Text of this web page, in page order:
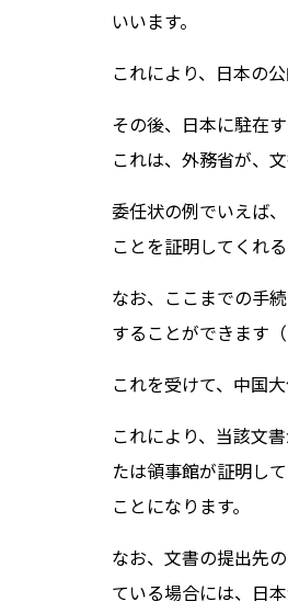
いいます。
これにより、日本の
その後、日本に駐在
これは、外務省が、
委任状の例でいえば
ことを証明してくれる
なお、ここまでの手
することができます
これを受けて、中国
これにより、当該文
たは領事館が証明し
ことになります。
なお、文書の提出先
ている場合には、日